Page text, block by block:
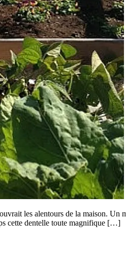
les alentours de la maison. Un
cette dentelle toute magnifique […]